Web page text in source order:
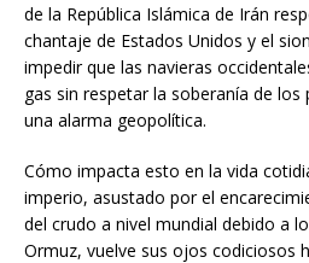
de la República Islámica de Irán
chantaje de Estados Unidos y el
impedir que las navieras
gas sin respetar la soberanía de los
una alarma geopolítica.
Cómo impacta esto en la vida
imperio, asustado por el
del crudo a nivel mundial debido a
Ormuz, vuelve sus ojos codiciosos